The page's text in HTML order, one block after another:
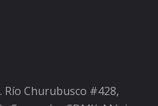
Río Churubusco #428,